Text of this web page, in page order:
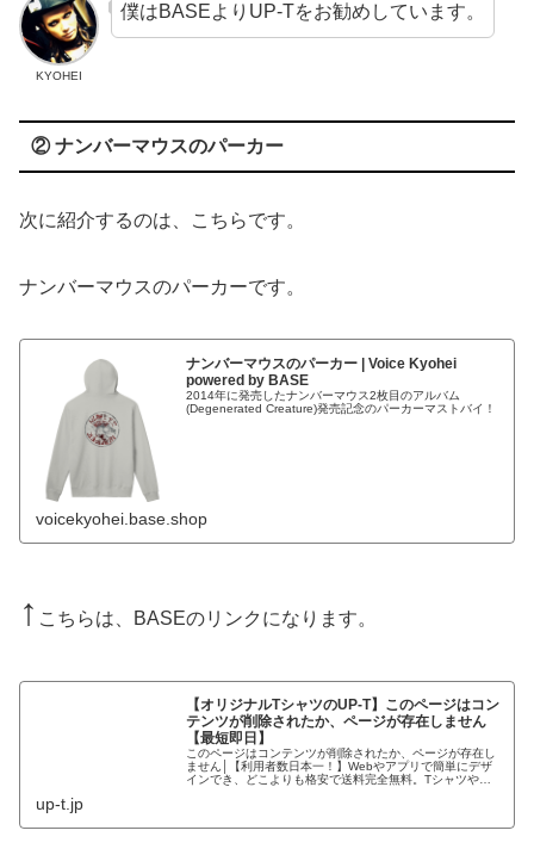
KYOHEI
僕はBASEよりUP-Tをお勧めしています。
② ナンバーマウスのパーカー
次に紹介するのは、こちらです。
ナンバーマウスのパーカーです。
ナンバーマウスのパーカー | Voice Kyohei
powered by BASE
2014年に発売したナンバーマウス2枚目のアルバム
(Degenerated Creature)発売記念のパーカーマストバイ！
voicekyohei.base.shop
↑ こちらは、BASEのリンクになります。
【オリジナルTシャツのUP-T】このページはコン
テンツが削除されたか、ページが存在しません
【最短即日】
このページはコンテンツが削除されたか、ページが存在し
ません│【利用者数日本一！】Webやアプリで簡単にデザ
インでき、どこよりも格安で送料完全無料。Tシャツやス
up-t.jp